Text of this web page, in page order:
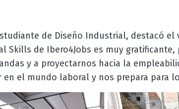
de Diseño Industrial, destacó el
Skills de Ibero4Jobs es muy
y a proyectarnos hacia la
el mundo laboral y nos prepara para